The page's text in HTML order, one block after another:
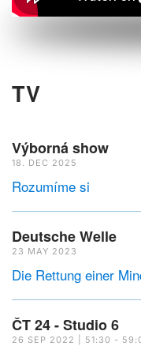
TV
Výborná show
18. DEC 2025
Rozumíme si
Deutsche Welle
23 MAY 2023
Die Rettung einer
ČT 24 - Studio 6
26 SEP 2022 | 51:30 -